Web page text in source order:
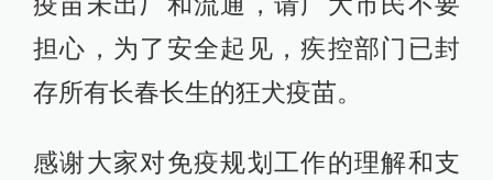
担心，为了安全起见，疾控部门已封
存所有长春长生的狂犬疫苗。
感谢大家对免疫规划工作的理解和支